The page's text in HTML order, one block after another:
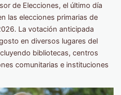
de Elecciones, el último día
las elecciones primarias de
La votación anticipada
en diversos lugares del
bibliotecas, centros
comunitarias e instituciones